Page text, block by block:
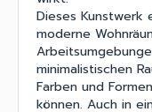
Dieses Kunstwerk
moderne
minimalistischen
Farben und
können. Auch in